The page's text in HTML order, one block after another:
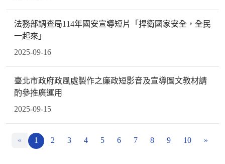
法務部調查局114年國安宣導短片「捍衛國家安全，全民
一起來」
2025-09-16
臺北市政府政風處製作之廉政短影音及宣導圖文教材請
酌參推廣運用
2025-09-15
« 1 2 3 4 5 6 7 8 9 10 »